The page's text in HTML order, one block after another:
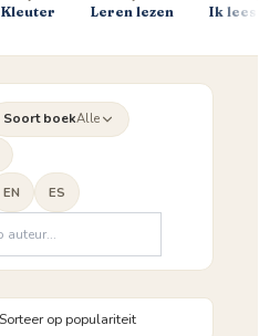
Kleuter Leren lezen Ik lees al
Soort boekAlle
EN ES